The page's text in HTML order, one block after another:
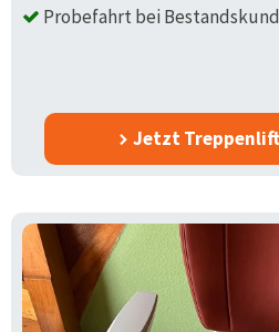
Probefahrt bei
Jetzt